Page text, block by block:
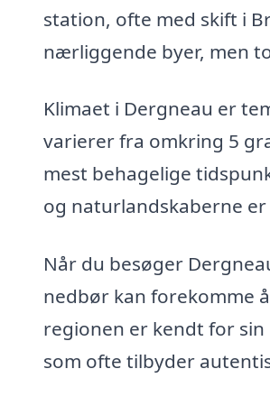
station, ofte med skift i
nærliggende byer, men
Klimaet i Dergneau er
varierer fra omkring 5
mest behagelige
og naturlandskaberne
Når du besøger
nedbør kan forekomme
regionen er kendt for
som ofte tilbyder